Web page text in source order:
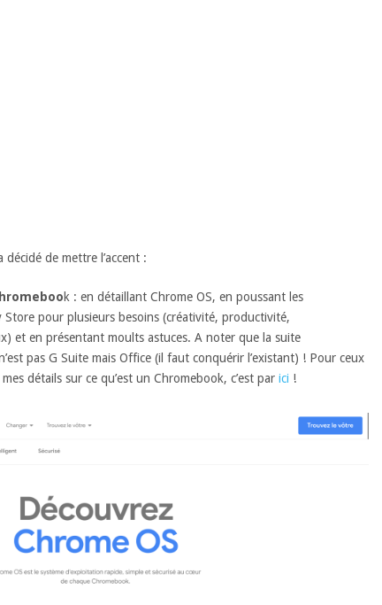
de mettre l’accent :
k : en détaillant Chrome OS, en poussant les
Store pour plusieurs besoins (créativité, productivité,
et en présentant moults astuces. A noter que la suite
pas G Suite mais Office (il faut conquérir l’existant) ! Pour ceux
détails sur ce qu’est un Chromebook, c’est par ici !